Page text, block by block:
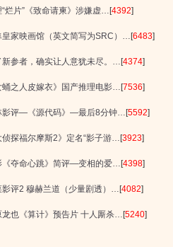
“烂片”《致命请柬》涉嫌虚… [4392]
皇家映画馆（英文简写为SRC）… [6483]
新参者，确实让人意犹未尽。… [4374]
蛹之人皮嫁衣》国产推理电影… [7536]
影评—《源代码》—最后8分钟… [5592]
侦探福尔摩斯2》定名“影子游… [3923]
《夺命心跳》简评—变相的爱… [4398]
影评2 穆赫兰道（少量剧透）… [4082]
龙也《算计》预告片 十人厮杀… [5240]